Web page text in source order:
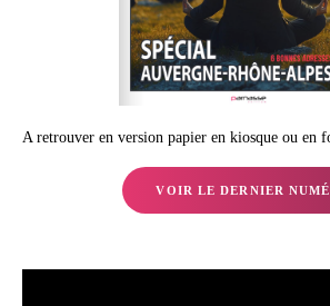
A retrouver en version papier en kiosque ou en
VOIR LE DERNIER